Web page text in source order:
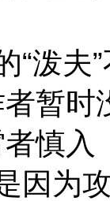
夫”
暂时
慎入
为攻